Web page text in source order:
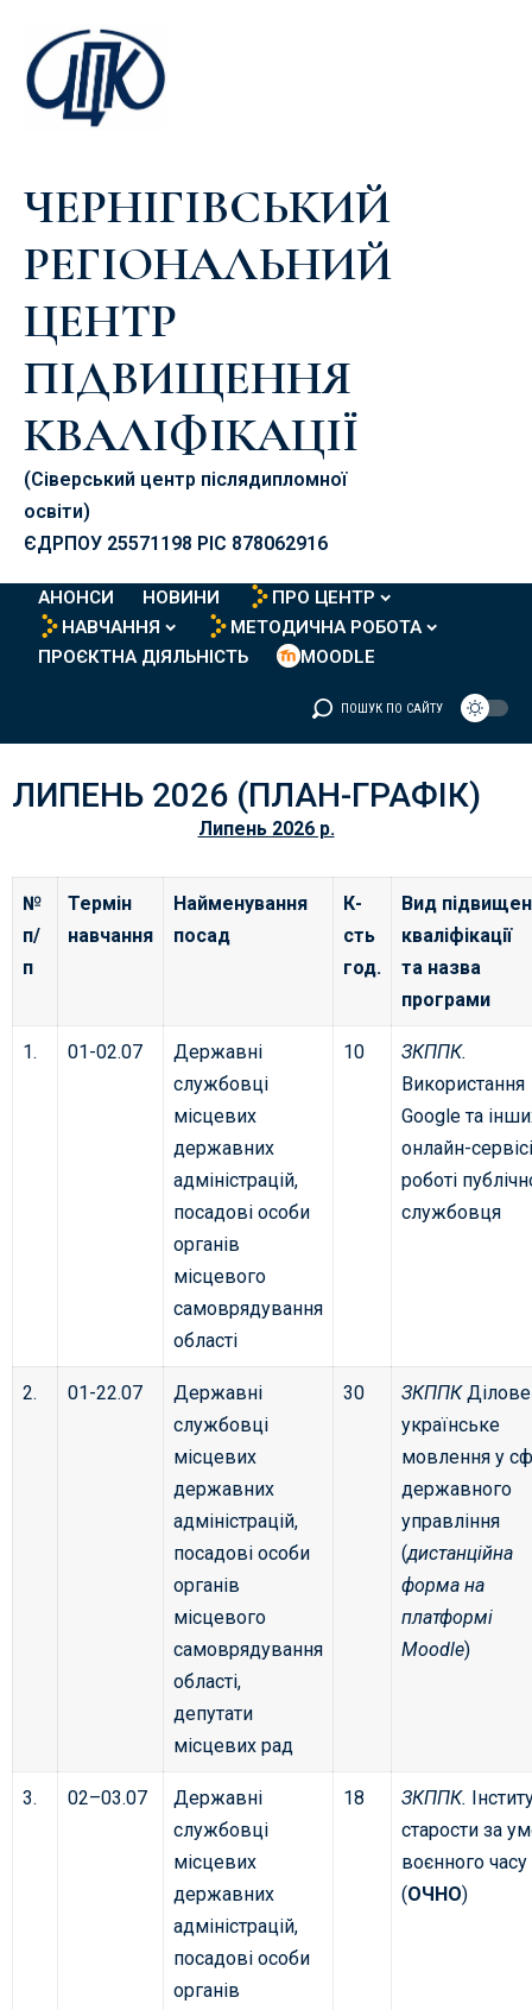
ЧЕРНІГІВСЬКИЙ
РЕГІОНАЛЬНИЙ
ЦЕНТР
ПІДВИЩЕННЯ
КВАЛІФІКАЦІЇ
(Сіверський центр післядипломної
освіти)
ЄДРПОУ 25571198 PIC 878062916
АНОНСИ НОВИНИ
ПРО ЦЕНТР
НАВЧАННЯ
МЕТОДИЧНА РОБОТА
ПРОЄКТНА ДІЯЛЬНІСТЬ
MOODLE
ПОШУК ПО САЙТУ
ЛИПЕНЬ 2026 (ПЛАН-ГРАФІК)
Липень 2026 р.
№
п/
п
Термін
навчання
Найменування
посад
К-
сть
год.
Вид
кваліфікації
та назва
програми
1. 01-02.07
Державні
службовці
місцевих
державних
адміністрацій,
посадові особи
органів
місцевого
самоврядування
області
10
ЗКППК.
Використання
Google та
онлайн-
роботі
службовця
2. 01-22.07
Державні
службовці
місцевих
державних
адміністрацій,
посадові особи
органів
місцевого
самоврядування
області,
депутати
місцевих рад
30 ЗКППКДілове
українське
мовлення у
державного
управління
(дистанційна
форма на
платформі
Moodle)
3. 02–03.07
Державні
службовці
місцевих
державних
адміністрацій,
посадові особи
органів
18 ЗКППК.
старости за
воєнного часу
(ОЧНО)